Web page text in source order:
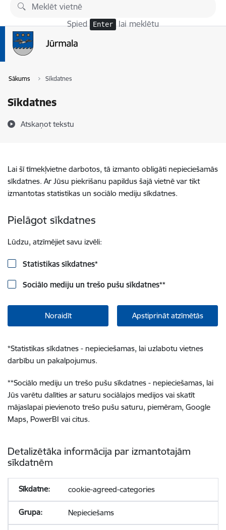
Pāriet uz lapas saturu
Spied Enter lai meklētu
Sākums Sīkdatnes
Sīkdatnes
Atskaņot tekstu
Lai šī tīmekļvietne darbotos, tā izmanto obligāti nepieciešamās
sīkdatnes. Ar Jūsu piekrišanu papildus šajā vietnē var tikt
izmantotas statistikas un sociālo mediju sīkdatnes.
Pielāgot sīkdatnes
Lūdzu, atzīmējiet savu izvēli:
Statistikas sīkdatnes*
Sociālo mediju un trešo pušu sīkdatnes**
Noraidīt Apstiprināt atzīmētās
*Statistikas sīkdatnes - nepieciešamas, lai uzlabotu vietnes
darbību un pakalpojumus.
**Sociālo mediju un trešo pušu sīkdatnes - nepieciešamas, lai
Jūs varētu dalīties ar saturu sociālajos medijos vai skatīt
mājaslapai pievienoto trešo pušu saturu, piemēram, Google
Maps, PowerBI vai citus.
Detalizētāka informācija par izmantotajām
sīkdatnēm
cookie-agreed-categories
Nepieciešams